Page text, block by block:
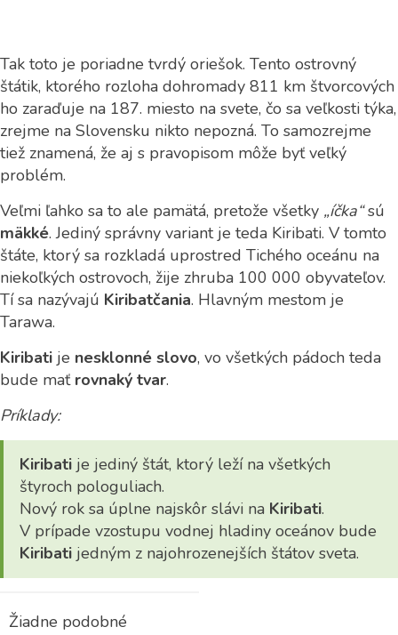
Tak toto je poriadne tvrdý oriešok. Tento ostrovný
štátik, ktorého rozloha dohromady 811 km štvorcových
ho zaraďuje na 187. miesto na svete, čo sa veľkosti týka,
zrejme na Slovensku nikto nepozná. To samozrejme
tiež znamená, že aj s pravopisom môže byť veľký
problém.
Veľmi ľahko sa to ale pamätá, pretože všetky „íčka“sú
mäkké. Jediný správny variant je teda Kiribati. V tomto
štáte, ktorý sa rozkladá uprostred Tichého oceánu na
niekoľkých ostrovoch, žije zhruba 100 000 obyvateľov.
Tí sa nazývajú Kiribatčania. Hlavným mestom je
Tarawa.
Kiribati je nesklonné slovo, vo všetkých pádoch teda
bude mať rovnaký tvar.
Príklady:
Kiribati je jediný štát, ktorý leží na všetkých
štyroch pologuliach.
Nový rok sa úplne najskôr slávi na Kiribati.
V prípade vzostupu vodnej hladiny oceánov bude
Kiribati jedným z najohrozenejších štátov sveta.
Žiadne podobné